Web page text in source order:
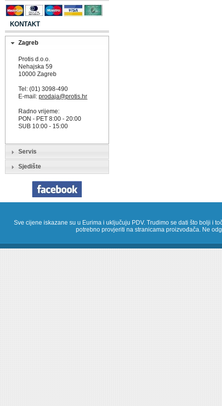
KONTAKT
Zagreb
Protis d.o.o.
Nehajska 59
10000 Zagreb
Tel: (01) 3098-490
E-mail:prodaja@protis.hr
Radno vrijeme:
PON - PET 8:00 - 20:00
SUB 10:00 - 15:00
Servis
Sjedište
Sve cijene iskazane su u Eurima i uključuju PDV. Trudimo se dati što bolji i
potrebno provjeriti na stranicama proizvođača. Ne